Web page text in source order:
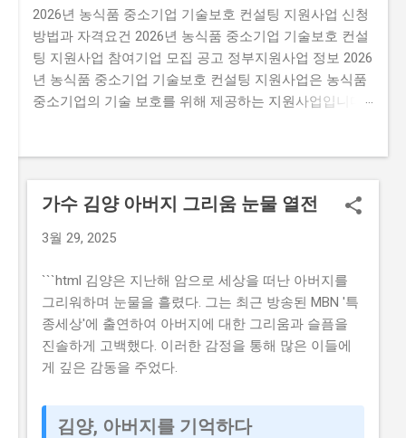
2026년 농식품 중소기업 기술보호 컨설팅 지원사업 신청
방법과 자격요건 2026년 농식품 중소기업 기술보호 컨설
팅 지원사업 참여기업 모집 공고 정부지원사업 정보 2026
년 농식품 중소기업 기술보호 컨설팅 지원사업은 농식품
중소기업의 기술 보호를 위해 제공하는 지원사업입니다.
한 비용을 지원받을 수 있는 기회입니다. 많은 사람이 이
지원사업에 신청하지 않는 이유는 신청 과정이 복잡하고
신청하기가 쉽지 않습니다. 실제로 탈락하는 이유 중 하나
는 자격 요건을 잘 이해하지 못해서 입니다. 하지만, 이 글
을 읽으면 이러한 문제를 해결할 수 있습니다. 이 글에서
는 2026년 농식품 중소기업 기술보호 컨설팅 지원사업의
신청 방법과 자격 요건을 설명합니다. 또한, 지원 내용과
다. 그러므로, 이 글을 읽으면 지원사업에 대한 모든 정보
를 얻을 수 있습니다. 📋 목차 이 사업, 정말 받을 수 있을
가수 김양 아버지 그리움 눈물 열전
3월 29, 2025
```html 김양은 지난해 암으로 세상을 떠난 아버지를
그리워하며 눈물을 흘렸다. 그는 최근 방송된 MBN '특
종세상'에 출연하여 아버지에 대한 그리움과 슬픔을
진솔하게 고백했다. 이러한 감정을 통해 많은 이들에
게 깊은 감동을 주었다.
김양, 아버지를 기억하다